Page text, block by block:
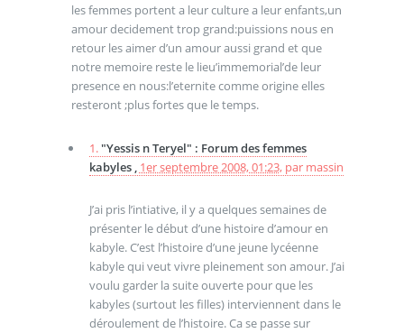
les femmes portent a leur culture a leur enfants,un
amour decidement trop grand:puissions nous en
retour les aimer d’un amour aussi grand et que
notre memoire reste le lieu’immemorial’de leur
presence en nous:l’eternite comme origine elles
resteront ;plus fortes que le temps.
1. "Yessis n Teryel" : Forum des femmes
kabyles , 1er septembre 2008, 01:23, par massin
J’ai pris l’intiative, il y a quelques semaines de
présenter le début d’une histoire d’amour en
kabyle. C’est l’histoire d’une jeune lycéenne
kabyle qui veut vivre pleinement son amour. J’ai
voulu garder la suite ouverte pour que les
kabyles (surtout les filles) interviennent dans le
déroulement de l’histoire. Ca se passe sur